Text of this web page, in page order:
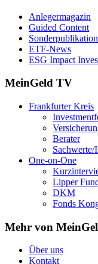
Anlegermagazin
Guided Content
ETF-News
ESG Impact
MeinGeld TV
Frankfurter Kreis
Berater
One-on-One
Lipper
DKM
Fonds
Mehr von
Über uns
Kontakt